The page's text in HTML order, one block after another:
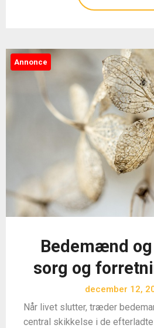
Annonce
Bedemænd
sorg og
december 12,
Når livet slutter, træder
central skikkelse i de